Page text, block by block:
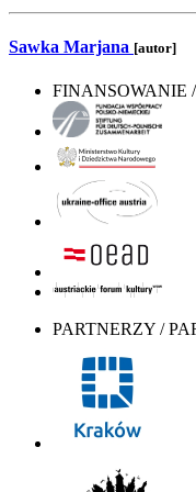
Sawka Marjana [autor]
PARTNERZY /